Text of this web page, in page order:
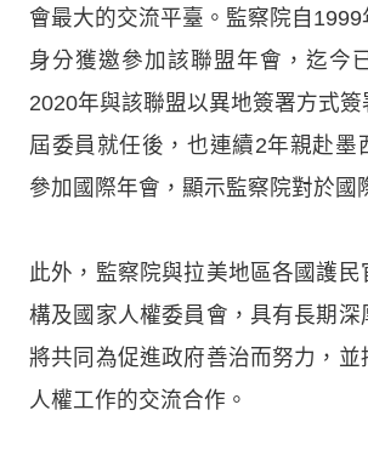
會最大的交流平臺。監察院自1999
身分獲邀參加該聯盟年會，迄今
2020年與該聯盟以異地簽署方式
屆委員就任後，也連續2年親赴墨
參加國際年會，顯示監察院對於國
此外，監察院與拉美地區各國護民
構及國家人權委員會，具有長期深
將共同為促進政府善治而努力，並
人權工作的交流合作。